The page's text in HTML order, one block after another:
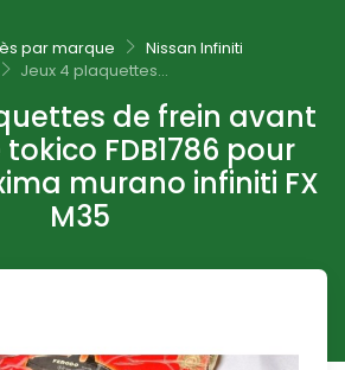
par marque
Nissan Infiniti
Jeux 4 plaquettes...
de frein avant
FDB1786 pour
murano infiniti FX
M35